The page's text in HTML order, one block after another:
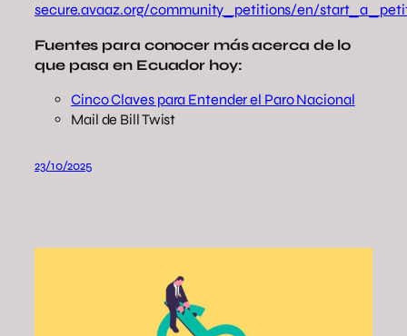
secure.avaaz.org/community_petitions/en/
Fuentes para conocer más acerca de lo
que pasa en Ecuador hoy:
Cinco Claves para Entender el Paro Nacional
Mail de Bill Twist
23/10/2025